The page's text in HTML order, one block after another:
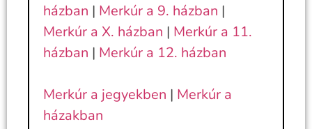
házban | Merkúr a 9. házban |
Merkúr a X. házban | Merkúr a 11.
házban | Merkúr a 12. házban
Merkúr a jegyekben | Merkúr a
házakban